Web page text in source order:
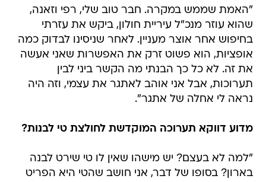
"האמת שממש במקרה. חבר טוב שלי, רפי וזאנה,
שהוא עוזר מנכ"ל עיריית חולון, ביקש את עזרתי
בחיפוש אחר אוצר מעניין. לאחר שניסינו לבדוק כמה
אופציות, הוא פשוט זרק את האפשרות שאני אעשה
את זה. לא כל כך הבנתי מה הקשר ביני לבין
תערוכות, אבל אני אוהב לאתגר את עצמי, וזה היה
נראה לי אחלה של אתגר".
מדוע דווקא תערוכה המוקדשת לחולצת טי לבנות?
"למה לא בעצם? יש מישהו שאין לו טי שירט לבנה
בארון? בסופו של דבר, אני חושב שהטי היא הפריט